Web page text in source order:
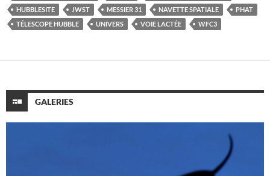
HUBBLESITE
JWST MESSIER 31 NAVETTE SPATIALE
PHAT
TÉLESCOPE HUBBLE
UNIVERS VOIE LACTÉE WFC3
GALERIES